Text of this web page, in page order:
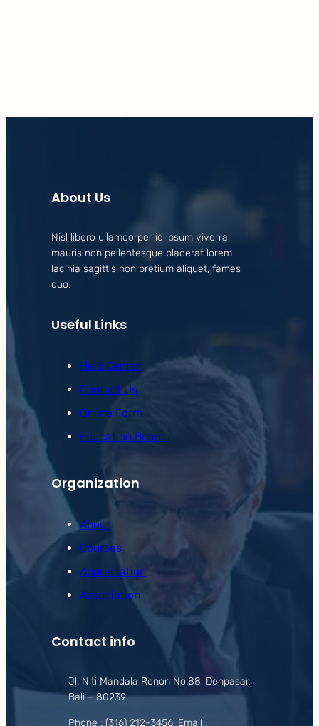
About Us
Nisl libero ullamcorper id ipsum viverra
mauris non pellentesque placerat lorem
lacinia sagittis non pretium aliquet, fames
quo.
Useful Links
Help Center
Contact Us
Online Form
Education Board
Organization
About
Courses
Appreciation
Association
Contact info
Jl. Niti Mandala Renon No.88, Denpasar,
Bali – 80239
Phone : (316) 212-3456, Email :